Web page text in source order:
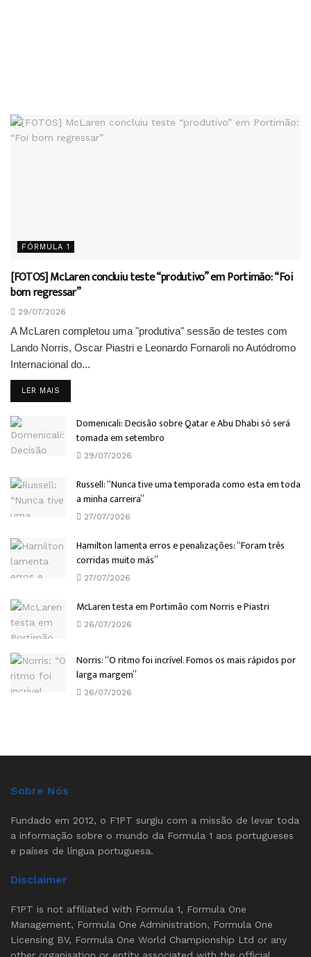
FÓRMULA 1
[FOTOS] McLaren concluiu teste “produtivo” em Portimão: “Foi
bom regressar”
29/07/2026
A McLaren completou uma "produtiva" sessão de testes com
Lando Norris, Oscar Piastri e Leonardo Fornaroli no Autódromo
Internacional do...
LER MAIS
Domenicali: Decisão sobre Qatar e Abu Dhabi só será
tomada em setembro
29/07/2026
Russell: “Nunca tive uma temporada como esta em toda
a minha carreira”
27/07/2026
Hamilton lamenta erros e penalizações: “Foram três
corridas muito más”
27/07/2026
McLaren testa em Portimão com Norris e Piastri
26/07/2026
Norris: “O ritmo foi incrível. Fomos os mais rápidos por
larga margem”
26/07/2026
Sobre Nós
Fundado em 2012, o F1PT surgiu com a missão de levar toda
a informação sobre o mundo da Formula 1 aos portugueses
e países de língua portuguesa.
Disclaimer
F1PT is not affiliated with Formula 1, Formula One
Management, Formula One Administration, Formula One
Licensing BV, Formula One World Championship Ltd or any